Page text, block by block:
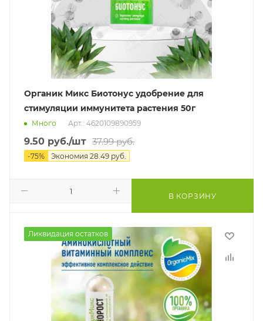
Органик Микс Биотонус удобрение для
стимуляции иммунитета растения 50г
Много Арт.: 4620109890959
9.50 руб./шт 37.99руб.
-75% Экономия 28.49 руб.
В КОРЗИНУ
Ликвидация остатков